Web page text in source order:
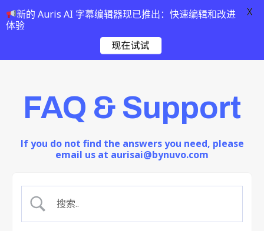
FAQ & Support
If you do not find the answers you need, please
email us at aurisai@bynuvo.com
新的 Auris AI 字幕编辑器现已推出：快速编辑和改进
体验
现在试试
X